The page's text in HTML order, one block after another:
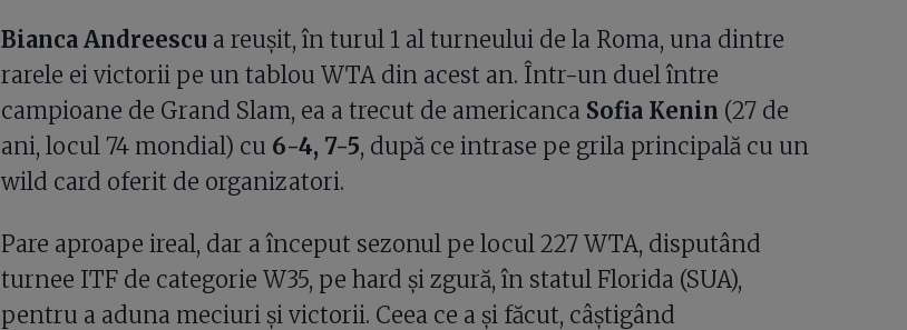
Bianca Andreescu a reușit, în turul 1 al turneului de la Roma, una dintre
rarele ei victorii pe un tablou WTA din acest an. Într-un duel între
campioane de Grand Slam, ea a trecut de americanca Sofia Kenin (27 de
ani, locul 74 mondial) cu 6-4, 7-5, după ce intrase pe grila principală cu un
wild card oferit de organizatori.
Pare aproape ireal, dar a început sezonul pe locul 227 WTA, disputând
turnee ITF de categorie W35, pe hard și zgură, în statul Florida (SUA),
pentru a aduna meciuri și victorii. Ceea ce a și făcut, câștigând